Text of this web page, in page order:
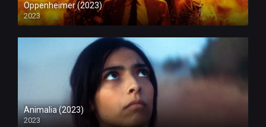
Oppenheimer (2023)
2023
Animalia (2023)
2023